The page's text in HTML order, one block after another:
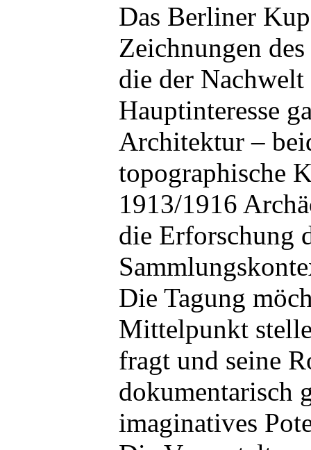
Das Berliner
Zeichnungen
die der
Hauptinteresse
Architektur –
topographische
1913/1916
die Erforschung
Die Tagung
Mittelpunkt
fragt und seine
dokumentarisch
imaginatives